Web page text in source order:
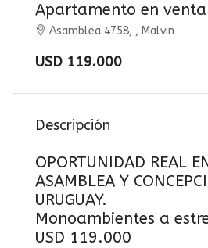
Apartamento en
Asamblea 4758, , Malvin
USD 119.000
Descripción
OPORTUNIDAD REAL
ASAMBLEA Y
URUGUAY.
Monoambientes a
USD 119.000